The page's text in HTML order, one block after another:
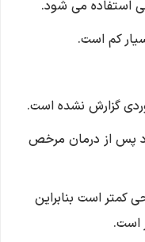
استفاده می شود.
کم است.
گزارش نشده است.
پس از درمان مرخص
کمتر است بنابراین
است.